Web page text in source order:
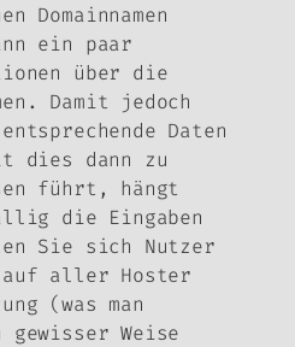
Domainnamen
ein paar
über die
Damit jedoch
Daten
dies dann zu
führt, hängt
die Eingaben
Sie sich Nutzer
auf aller Hoster
(was man
Weise